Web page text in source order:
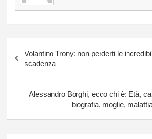
articoli
Volantino Trony: non perderti le
scadenza
Alessandro Borghi, ecco chi è: Età,
biografia, moglie,